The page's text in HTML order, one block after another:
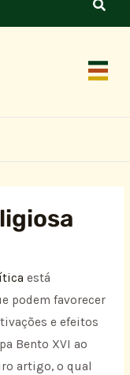
está
podem favorecer
e efeitos
Bento XVI ao
artigo, o qual